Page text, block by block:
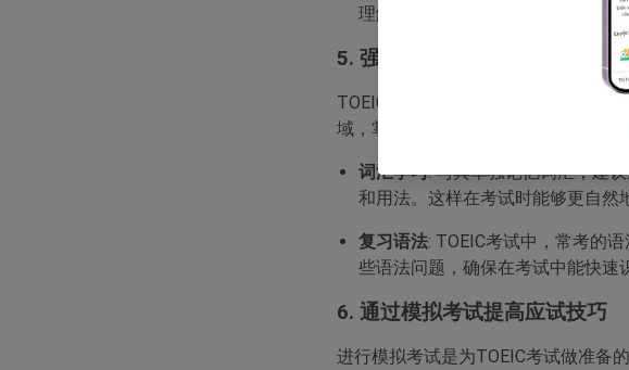
理解，而是集中精力找到与问题相
5. 强化词汇和语法
TOEIC考试中，考生需要掌握大量的
域，掌握相关词汇尤为重要。
词汇学习: 与其单独记忆词汇，建
和用法。这样在考试时能够更自然
复习语法: TOEIC考试中，常考的
些语法问题，确保在考试中能快速
6. 通过模拟考试提高应试技巧
进行模拟考试是为TOEIC考试做准备